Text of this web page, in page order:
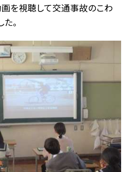
画を視聴して交通事故のこわ
。